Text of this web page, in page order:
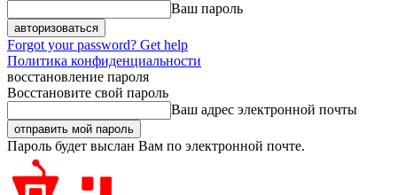
Ваш пароль
Forgot your password? Get help
Политика конфиденциальности
восстановление пароля
Восстановите свой пароль
Ваш адрес электронной почты
Пароль будет выслан Вам по электронной почте.